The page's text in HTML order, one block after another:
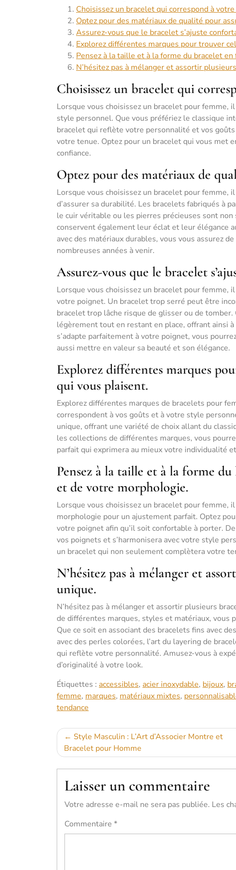
Choisissez un bracelet qui correspond à
Optez pour des matériaux de qualité pour
Assurez-vous que le bracelet s’ajuste
Explorez différentes marques pour trouver
Pensez à la taille et à la forme du bracelet
N’hésitez pas à mélanger et assortir
Choisissez un bracelet qui
Lorsque vous choisissez un bracelet pour
style personnel. Que vous préfériez le classique
bracelet qui reflète votre personnalité et vos
votre tenue. Optez pour un bracelet qui vous met
confiance.
Optez pour des matériaux de
Lorsque vous choisissez un bracelet pour femme,
d’assurer sa durabilité. Les bracelets fabriqués à
le cuir véritable ou les pierres précieuses sont
conservent également leur éclat et leur élégance
avec des matériaux durables, vous vous assurez
nombreuses années à venir.
Assurez-vous que le bracelet
Lorsque vous choisissez un bracelet pour femme,
votre poignet. Un bracelet trop serré peut être
bracelet trop lâche risque de glisser ou de
légèrement tout en restant en place, offrant ainsi
s’adapte parfaitement à votre poignet, vous
aussi mettre en valeur sa beauté et son élégance.
Explorez différentes marques
qui vous plaisent.
Explorez différentes marques de bracelets pour
correspondent à vos goûts et à votre style
unique, offrant une variété de choix allant du
les collections de différentes marques, vous
parfait qui exprimera au mieux votre individualité
Pensez à la taille et à la forme
et de votre morphologie.
Lorsque vous choisissez un bracelet pour
morphologie pour un ajustement parfait. Optez
votre poignet afin qu’il soit confortable à porter.
vos poignets et s’harmonisera avec votre style
un bracelet qui non seulement complètera votre
N’hésitez pas à mélanger et
unique.
N’hésitez pas à mélanger et assortir plusieurs
de différentes marques, styles et matériaux, vous
Que ce soit en associant des bracelets fins avec
avec des perles colorées, l’art du layering de
qui reflète votre personnalité. Amusez-vous à
d’originalité à votre look.
Étiquettes : accessibles, acier inoxydable, bijoux,
femme, marques, matériaux mixtes,
tendance
Navigation
de
l’article
Style Masculin : L’Art d’Associer Montre et
Bracelet pour Homme
Laisser un commentaire
Votre adresse e-mail ne sera pas publiée. Les
Commentaire *